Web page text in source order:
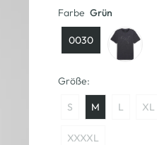
Farbe Grün
0030
Größe:
S M L XL
XXXXL